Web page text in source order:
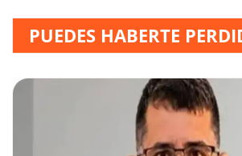
PUEDES HABERTE